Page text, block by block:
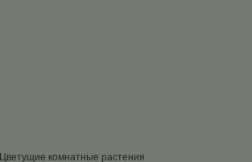
Цветущие комнатные растения